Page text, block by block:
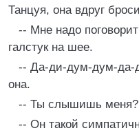
Танцуя, она вдруг
-- Мне надо
галстук на шее.
-- Да-ди-дум-дум-да-
она.
-- Ты слышишь меня?
-- Он такой